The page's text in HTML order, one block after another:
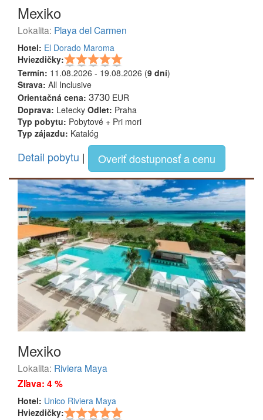
Mexiko
Lokalita: Playa del Carmen
Hotel: El Dorado Maroma
Hviezdičky:
Termín: 11.08.2026 - 19.08.2026 (9 dní)
Strava: All Inclusive
Orientačná cena: 3730 EUR
Doprava: Letecky Odlet: Praha
Typ pobytu: Pobytové + Pri mori
Typ zájazdu: Katalóg
Detail pobytu | Overiť dostupnosť a cenu
Mexiko
Lokalita: Riviera Maya
Zľava: 4 %
Hotel: Unico Riviera Maya
Hviezdičky: